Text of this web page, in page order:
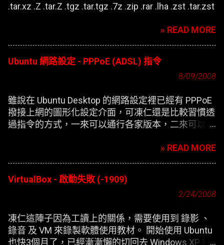
.tar.xz .Z .tar.Z .tgz .tar.tgz .7z .zip .rar .lha .zst .tar.zst
» READ MORE
Ubuntu 網路設定 - PPPoE (ADSL) 指令
8/09/2008
雖說在 Ubuntu Desktop 的網路設定裡已經有 PPPoE
撥接上網的圖形化設定介面，可凍仁還是比較習慣透
過指令的方式，一來可以通行各家版本，二來可以在
» READ MORE
VirtualBox - 啟動失敗 (-1909)
2/24/2008
凍仁這陣子因為工讀上的關係，需要使用到 錄影 、
錄音 及 VM 來錄製軟體使用教材。 開始使用 Ubuntu
也快3個月了，已經漸漸懶的切回去 Windows XP 啊